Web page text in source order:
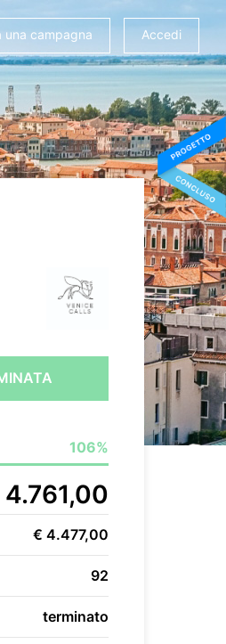
una campagna Accedi
106%
€ 4.477,00
92
terminato